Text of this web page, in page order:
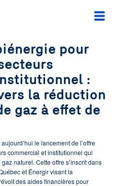
pour
:
la réduction
gaz à effet de
le lancement de l’offre
commercial et institutionnel qui
naturel. Cette offre s’inscrit dans
et Énergir visant la
des aides financières pour